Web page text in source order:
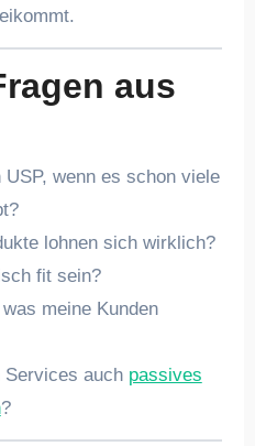
aus
wenn es schon viele
lohnen sich wirklich?
fit sein?
meine Kunden
Services auch passives
?